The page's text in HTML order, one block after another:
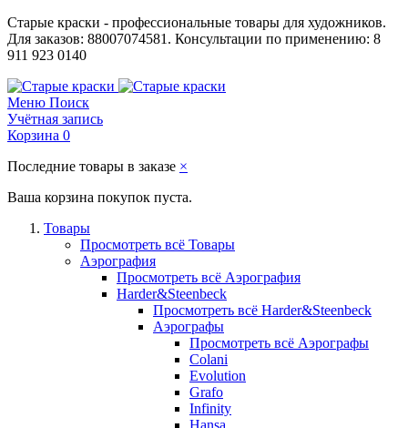
Старые краски - профессиональные товары для художников.
Для заказов: 88007074581. Консультации по применению: 8
911 923 0140
Меню Поиск
Учётная запись
Корзина 0
Последние товары в заказе ×
Ваша корзина покупок пуста.
Товары
Просмотреть всё Товары
Аэрография
Просмотреть всё Аэрография
Harder&Steenbeck
Просмотреть всё Harder&Steenbeck
Аэрографы
Просмотреть всё Аэрографы
Colani
Evolution
Grafo
Infinity
Hansa